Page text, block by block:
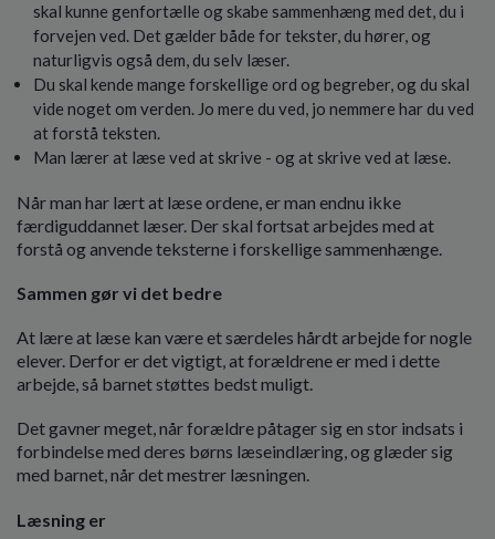
skal kunne genfortælle og skabe sammenhæng med det, du i
forvejen ved. Det gælder både for tekster, du hører, og
naturligvis også dem, du selv læser.
Du skal kende mange forskellige ord og begreber, og du skal
vide noget om verden. Jo mere du ved, jo nemmere har du ved
at forstå teksten.
Man lærer at læse ved at skrive - og at skrive ved at læse.
Når man har lært at læse ordene, er man endnu ikke
færdiguddannet læser. Der skal fortsat arbejdes med at
forstå og anvende teksterne i forskellige sammenhænge.
Sammen gør vi det bedre
At lære at læse kan være et særdeles hårdt arbejde for nogle
elever. Derfor er det vigtigt, at forældrene er med i dette
arbejde, så barnet støttes bedst muligt.
Det gavner meget, når forældre påtager sig en stor indsats i
forbindelse med deres børns læseindlæring, og glæder sig
med barnet, når det mestrer læsningen.
Læsning er